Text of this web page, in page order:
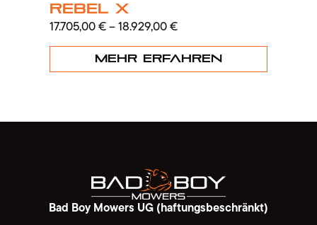
Rebel X
17.705,00€–18.929,00€
Mehr erfahren
Bad Boy Mowers UG (haftungsbeschränkt)